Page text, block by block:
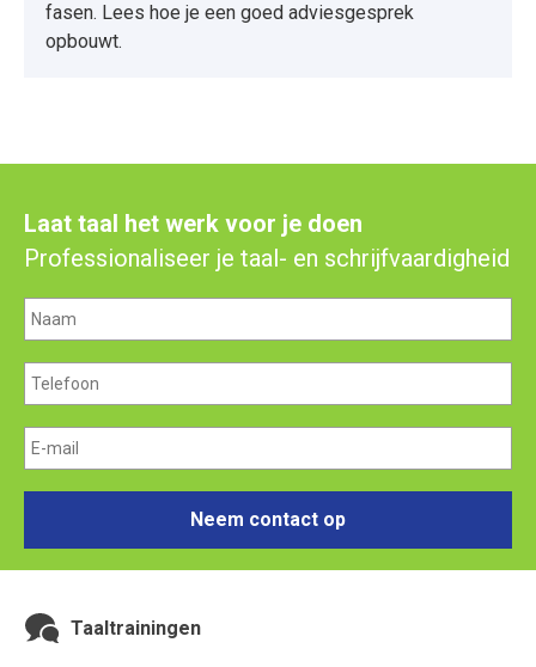
fasen. Lees hoe je een goed adviesgesprek
opbouwt.
Laat taal het werk voor je doen
Professionaliseer je taal- en schrijfvaardigheid
Neem contact op
Taaltrainingen